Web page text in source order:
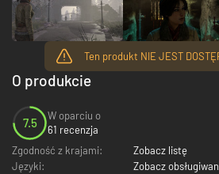
Ten produkt NIE JEST
O produkcie
7.5
W oparciu o
61 recenzja
Zgodność z krajami:
Zobacz listę
Języki:
Zobacz